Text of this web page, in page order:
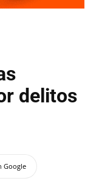
delitos
Google